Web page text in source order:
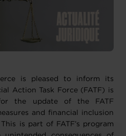
is pleased to inform its
Action Task Force (FATF) is
for the update of the FATF
and financial inclusion
is part of FATF’s program